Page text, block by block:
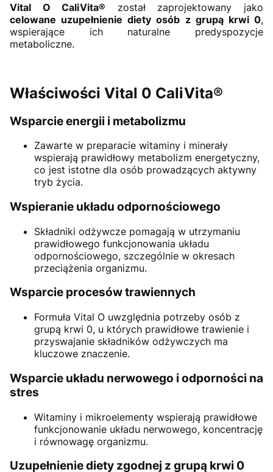
Vital O CaliVita® został zaprojektowany jako
celowane uzupełnienie diety osób z grupą krwi 0,
wspierające ich naturalne predyspozycje
metaboliczne.
Właściwości Vital 0 CaliVita®
Wsparcie energii i metabolizmu
Zawarte w preparacie witaminy i minerały
wspierają prawidłowy metabolizm energetyczny,
co jest istotne dla osób prowadzących aktywny
tryb życia.
Wspieranie układu odpornościowego
Składniki odżywcze pomagają w utrzymaniu
prawidłowego funkcjonowania układu
odpornościowego, szczególnie w okresach
przeciążenia organizmu.
Wsparcie procesów trawiennych
Formuła Vital O uwzględnia potrzeby osób z
grupą krwi 0, u których prawidłowe trawienie i
przyswajanie składników odżywczych ma
kluczowe znaczenie.
Wsparcie układu nerwowego i odporności na
stres
Witaminy i mikroelementy wspierają prawidłowe
funkcjonowanie układu nerwowego, koncentrację
i równowagę organizmu.
Uzupełnienie diety zgodnej z grupą krwi 0